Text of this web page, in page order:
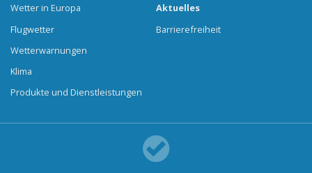
Wetter in Europa
Flugwetter
Wetterwarnungen
Klima
Produkte und Dienstleistungen
Aktuelles
Barrierefreiheit